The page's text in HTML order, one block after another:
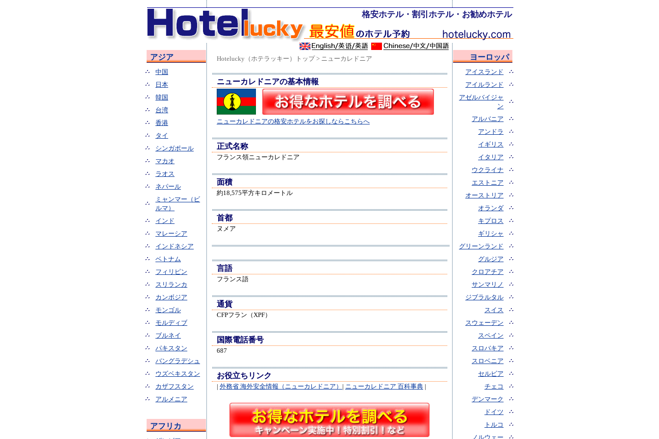
格安ホテル・割引ホテル・お勧めホテル
Hotelucky（ホテラッキー）トップ> ニューカレドニア
ニューカレドニアの基本情報
ニューカレドニアの格安ホテルをお探しならこちらへ
正式名称
フランス領ニューカレドニア
面積
約18,575平方キロメートル
首都
ヌメア
言語
フランス語
通貨
CFPフラン（XPF）
国際電話番号
687
お役立ちリンク
| 外務省 海外安全情報（ニューカレドニア） | ニューカレドニア 百科事典 |
アジア
中国
日本
韓国
台湾
香港
タイ
シンガポール
マカオ
ラオス
ネパール
ミャンマー（ビ
ルマ）
インド
マレーシア
インドネシア
ベトナム
フィリピン
スリランカ
カンボジア
モンゴル
モルディブ
ブルネイ
パキスタン
バングラデシュ
ウズベキスタン
カザフスタン
アルメニア
アフリカ
ヨーロッパ
アイスランド
アイルランド
アゼルバイジャ
ン
アルバニア
アンドラ
イギリス
イタリア
ウクライナ
エストニア
オーストリア
オランダ
キプロス
ギリシャ
グリーンランド
グルジア
クロアチア
サンマリノ
ジブラルタル
スイス
スウェーデン
スペイン
スロバキア
スロベニア
セルビア
チェコ
デンマーク
ドイツ
トルコ
ノルウェー